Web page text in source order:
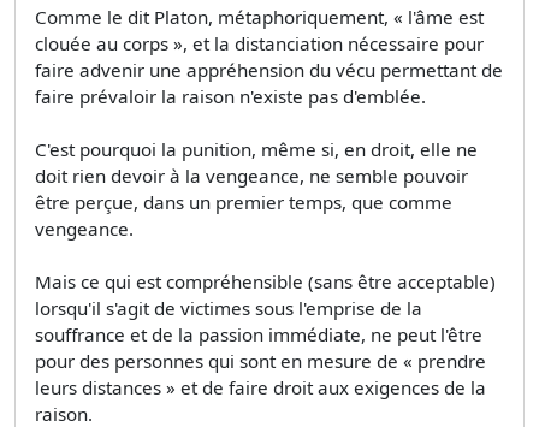
Comme le dit Platon, métaphoriquement, « l'âme est
clouée au corps », et la distanciation nécessaire pour
faire advenir une appréhension du vécu permettant de
faire prévaloir la raison n'existe pas d'emblée.
C'est pourquoi la punition, même si, en droit, elle ne
doit rien devoir à la vengeance, ne semble pouvoir
être perçue, dans un premier temps, que comme
vengeance.
Mais ce qui est compréhensible (sans être acceptable)
lorsqu'il s'agit de victimes sous l'emprise de la
souffrance et de la passion immédiate, ne peut l'être
pour des personnes qui sont en mesure de « prendre
leurs distances » et de faire droit aux exigences de la
raison.